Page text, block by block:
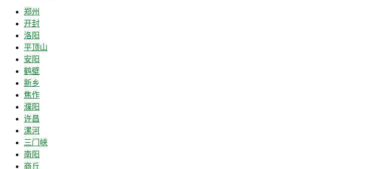
郑州
开封
洛阳
平顶山
安阳
鹤壁
新乡
焦作
濮阳
许昌
漯河
三门峡
南阳
商丘